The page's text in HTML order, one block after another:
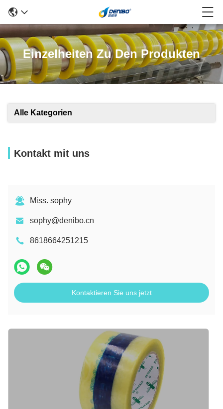
Einzelheiten Zu Den Produkten
Alle Kategorien
Kontakt mit uns
Miss. sophy
sophy@denibo.cn
8618664251215
Kontaktieren Sie uns jetzt